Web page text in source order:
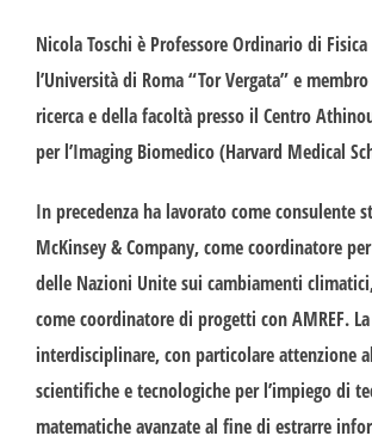
Nicola Toschi è Professore Ordinario di
l’Università di Roma “Tor Vergata” e
ricerca e della facoltà presso il Centro
per l’Imaging Biomedico (Harvard Medical
In precedenza ha lavorato come consulente
McKinsey & Company, come coordinatore
delle Nazioni Unite sui cambiamenti
come coordinatore di progetti con AMREF.
interdisciplinare, con particolare attenzione
scientifiche e tecnologiche per l’impiego di
matematiche avanzate al fine di estrarre